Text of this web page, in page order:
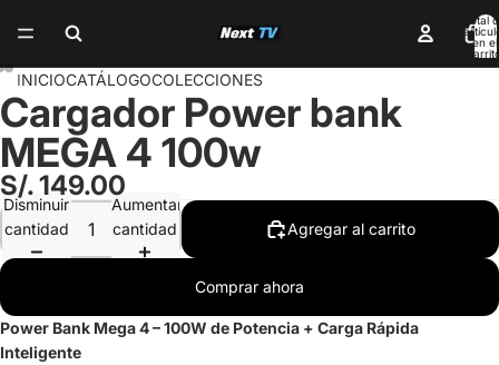
Total
en el
0
INICIOCATÁLOGOCOLECCIONES
Cargador Power bank
MEGA 4 100w
S/. 149.00
Disminuir
cantidad
Aumentar
cantidad
Agregar al carrito
Comprar ahora
Power Bank Mega 4 – 100W de Potencia + Carga Rápida
Inteligente